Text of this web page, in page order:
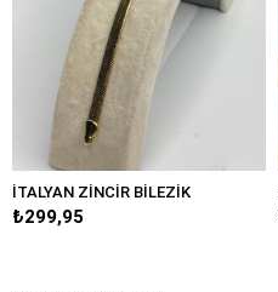
BİLEZİK İZLİ